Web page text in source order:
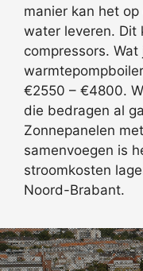
manier kan het
water leveren. Dit
compressors.
€2550 – €4800.
die bedragen al
Zonnepanelen
samenvoegen is
stroomkosten
Noord-Brabant.